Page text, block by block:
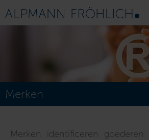
Merken
Merken identificeren